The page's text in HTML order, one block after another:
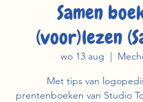
Samen
(voor)lezen
wo 13 aug
  |
Met tips van
prentenboeken van Studio